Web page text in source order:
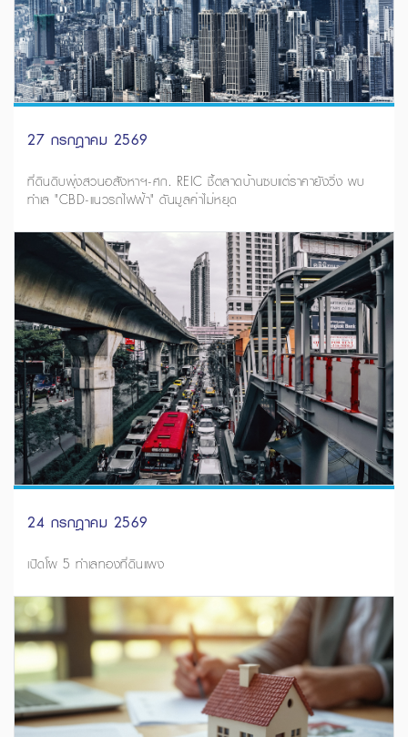
27 กรกฎาคม 2569
ที่ดินดิบพุ่งสวนอสังหาฯ-ศก. REIC ชี้ตลาดบ้านซบแต่ราคายังวิ่ง พบ
ทำเล "CBD-แนวรถไฟฟ้า" ดันมูลค่าไม่หยุด
24 กรกฎาคม 2569
เปิดโผ 5 ทำเลทองที่ดินแพง